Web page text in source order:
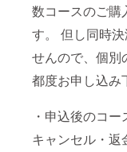
数コースのご購
す。 但し同時
せんので、個別
都度お申し込み
・申込後のコー
キャンセル・返